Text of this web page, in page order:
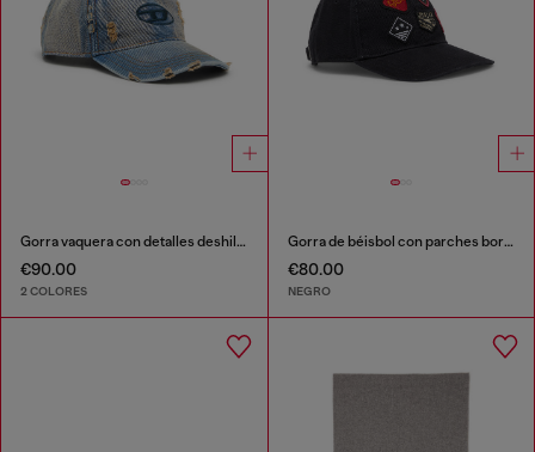
Gorra vaquera con detalles deshilachados y logotipo bordado.
€90.00
2 COLORES
Gorra de béisbol con parches bordados
€80.00
NEGRO